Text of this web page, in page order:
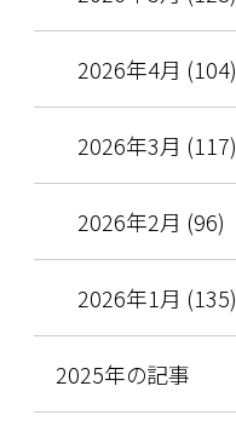
2026年4月 (104)
2026年3月 (117)
2026年2月 (96)
2026年1月 (135)
2025年の記事